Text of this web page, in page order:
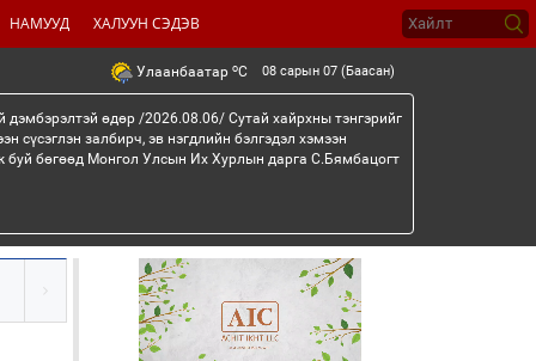
НАМУУД ХАЛУУН СЭДЭВ
Улаанбаатар oC 08 сарын 07 (Баасан)
өдөр /2026.08.06/ Сутай хайрхны тэнгэрийг
сүсэглэн залбирч, эв нэгдлийн бэлгэдэл хэмээн
буй бөгөөд Монгол Улсын Их Хурлын дарга С.Бямбацогт